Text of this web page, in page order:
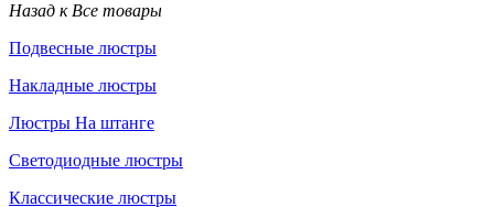
Назад к Все товары
Подвесные люстры
Накладные люстры
Люстры На штанге
Светодиодные люстры
Классические люстры